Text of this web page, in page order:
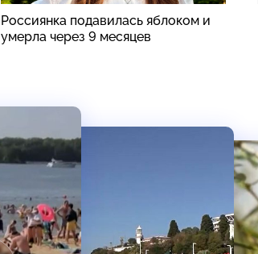
Россиянка подавилась яблоком и
умерла через 9 месяцев